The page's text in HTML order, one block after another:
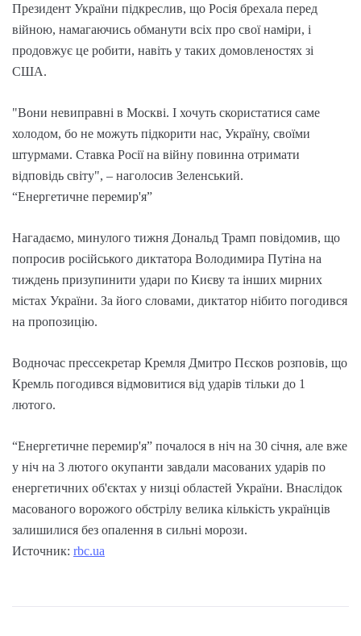
Президент України підкреслив, що Росія брехала перед
війною, намагаючись обманути всіх про свої наміри, і
продовжує це робити, навіть у таких домовленостях зі
США.
"Вони невиправні в Москві. І хочуть скористатися саме
холодом, бо не можуть підкорити нас, Україну, своїми
штурмами. Ставка Росії на війну повинна отримати
відповідь світу", – наголосив Зеленський.
“Енергетичне перемир'я”
Нагадаємо, минулого тижня Дональд Трамп повідомив, що
попросив російського диктатора Володимира Путіна на
тиждень призупинити удари по Києву та інших мирних
містах України. За його словами, диктатор нібито погодився
на пропозицію.
Водночас прессекретар Кремля Дмитро Пєсков розповів, що
Кремль погодився відмовитися від ударів тільки до 1
лютого.
“Енергетичне перемир'я” почалося в ніч на 30 січня, але вже
у ніч на 3 лютого окупанти завдали масованих ударів по
енергетичних об'єктах у низці областей України. Внаслідок
масованого ворожого обстрілу велика кількість українців
залишилися без опалення в сильні морози.
Источник: rbc.ua